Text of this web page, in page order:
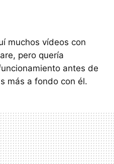
muchos vídeos con
pero quería
antes de
más a fondo con él.